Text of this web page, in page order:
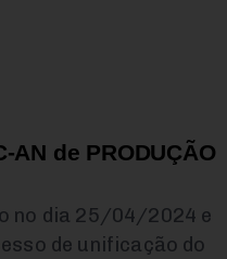
AN de PRODUÇÃO
no dia 25/04/2024 e
de unificação do